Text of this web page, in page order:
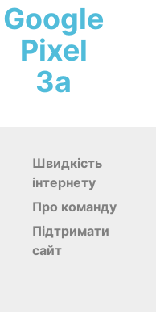
Google
Pixel
3a
Швидкість
інтернету
Про команду
Підтримати
сайт